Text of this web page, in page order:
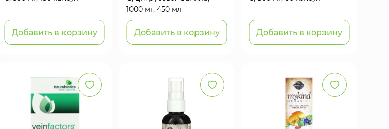
Добавить в корзину
1000 мг, 450 мл
Добавить в корзину Добавить в корзину